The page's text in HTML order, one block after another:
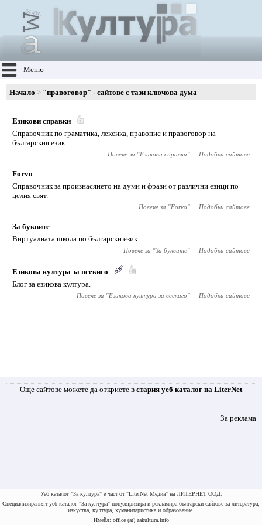
Меню
Начало "правоговор" - сайтове с тази ключова дума
Езикови справки
Справочник по граматика, лексика, правопис и правоговор на
българския език.
Повече за "Езикови справки" Подобни сайтове
Forvo
Справочник за произнасянето на думи и фрази от различни езици по
целия свят.
Повече за "Forvo" Подобни сайтове
За буквите
Виртуалната школа по български език.
Повече за "За буквите" Подобни сайтове
Езикова култура за всекиго
Блог за езикова култура.
Повече за "Езикова култура за всекиго" Подобни сайтове
Още сайтове можете да откриете в стария уеб каталог на LiterNet
За реклама
Уеб каталог "За култура" е част от "LiterNet Медиа" на ЛИТЕРНЕТ ООД.
Специализираният уеб каталог "За култура" популяризира и рекламира български сайтове за литература,
изкуства, култура, хуманитаристика и образование.
Имейл: office (at) zakultura.info